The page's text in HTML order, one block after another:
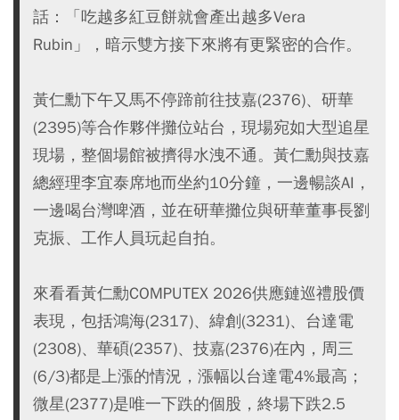
話：「吃越多紅豆餅就會產出越多Vera
Rubin」，暗示雙方接下來將有更緊密的合作。
黃仁勳下午又馬不停蹄前往技嘉(2376)、研華
(2395)等合作夥伴攤位站台，現場宛如大型追星
現場，整個場館被擠得水洩不通。黃仁勳與技嘉
總經理李宜泰席地而坐約10分鐘，一邊暢談AI，
一邊喝台灣啤酒，並在研華攤位與研華董事長劉
克振、工作人員玩起自拍。
來看看黃仁勳COMPUTEX 2026供應鏈巡禮股價
表現，包括鴻海(2317)、緯創(3231)、台達電
(2308)、華碩(2357)、技嘉(2376)在內，周三
(6/3)都是上漲的情況，漲幅以台達電4%最高；
微星(2377)是唯一下跌的個股，終場下跌2.5